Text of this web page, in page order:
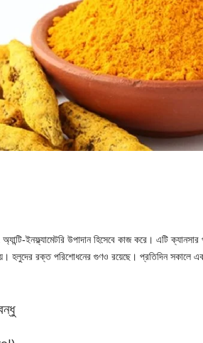
ইনফ্ল্যামেটরি উপাদান হিসেবে কাজ করে। এটি
হলুদের রক্ত পরিশোধনের গুণও রয়েছে। প্রতিদিন সকালে